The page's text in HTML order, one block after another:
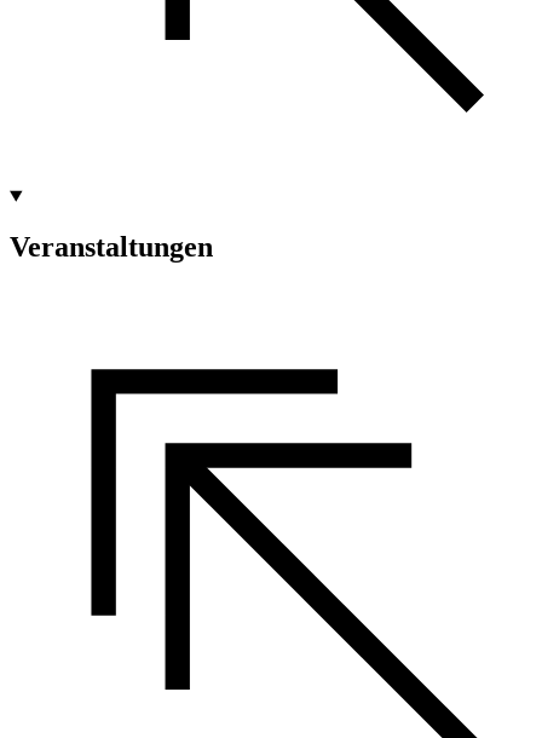
Veranstaltungen